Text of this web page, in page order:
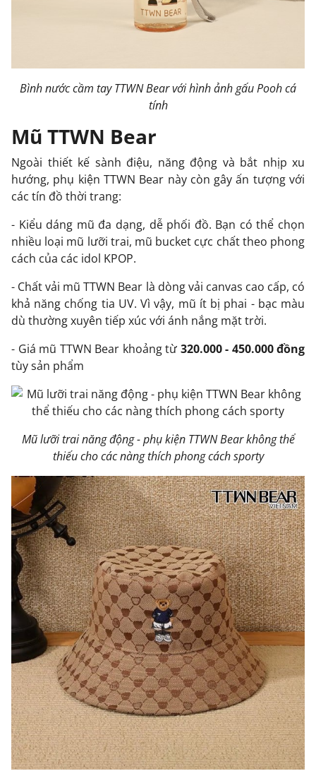
Bình nước cầm tay TTWN Bear với hình ảnh gấu Pooh cá
tính
Mũ TTWN Bear
Ngoài thiết kế sành điệu, năng động và bắt nhịp xu
hướng, phụ kiện TTWN Bear này còn gây ấn tượng với
các tín đồ thời trang:
- Kiểu dáng mũ đa dạng, dễ phối đồ. Bạn có thể chọn
nhiều loại mũ lưỡi trai, mũ bucket cực chất theo phong
cách của các idol KPOP.
- Chất vải mũ TTWN Bear là dòng vải canvas cao cấp, có
khả năng chống tia UV. Vì vậy, mũ ít bị phai - bạc màu
dù thường xuyên tiếp xúc với ánh nắng mặt trời.
- Giá mũ TTWN Bear khoảng từ 320.000 - 450.000 đồng
tùy sản phẩm
Mũ lưỡi trai năng động - phụ kiện TTWN Bear không thể
thiếu cho các nàng thích phong cách sporty